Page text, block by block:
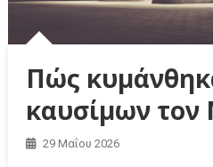
Πώς
καυσίμων τον
29 Μαΐου 2026